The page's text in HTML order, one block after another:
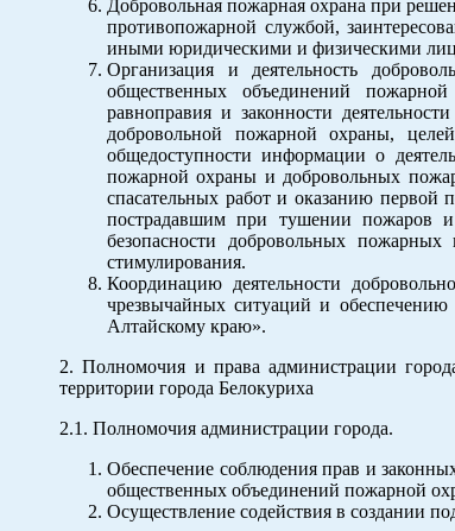
Добровольная пожарная охрана при
противопожарной службой,
иными юридическими и физическими
Организация и деятельность
общественных объединений
равноправия и законности
добровольной пожарной охраны,
общедоступности информации о
пожарной охраны и добровольных
спасательных работ и оказанию
пострадавшим при тушении пожаров и
безопасности добровольных
стимулирования.
Координацию деятельности
чрезвычайных ситуаций и
Алтайскому краю».
2. Полномочия и права администрации
территории города Белокуриха
2.1. Полномочия администрации города.
Обеспечение соблюдения прав и
общественных объединений пожарной
Осуществление содействия в создании